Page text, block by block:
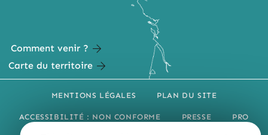
Comment venir ?
Carte du territoire
MENTIONS LÉGALES PLAN DU SITE
ACCESSIBILITÉ : NON CONFORME PRESSE PRO